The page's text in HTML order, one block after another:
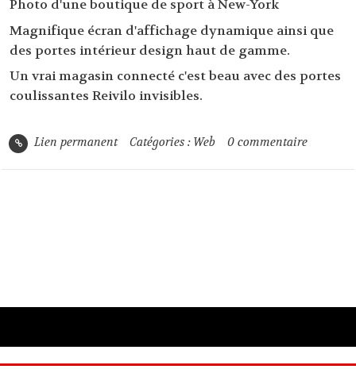
Photo d'une boutique de sport à New-York
Magnifique écran d'affichage dynamique ainsi que
des portes intérieur design haut de gamme.
Un vrai magasin connecté c'est beau avec des portes
coulissantes Reivilo invisibles.
Lien permanent Catégories : Web 0 commentaire